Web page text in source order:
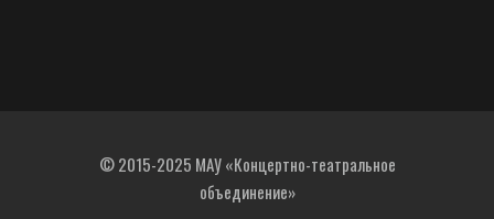
© 2015-2025 МАУ «Концертно-театральное
объединение»